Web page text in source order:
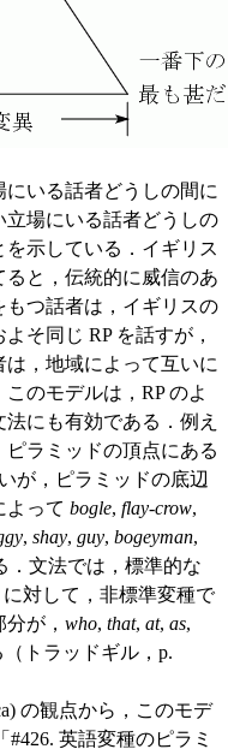
いる話者どうしの間に
場にいる話者どうしの
示している．イギリス
と，伝統的に威信のあ
もつ話者は，イギリスの
そ同じ RP を話すが，
，地域によって互いに
のモデルは，RP のよ
にも有効である．例え
ラミッドの頂点にある
が，ピラミッドの底辺
よって bogle, flay-crow,
, shay, guy, bogeyman,
．文法では，標準的な
に対して，非標準変種で
が， who, that, at, as,
トラッドギル，p.
の観点から，このモデ
#426. 英語変種のピラミ